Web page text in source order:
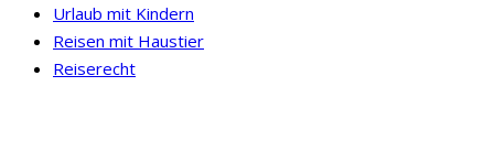
Urlaub mit Kindern
Reisen mit Haustier
Reiserecht